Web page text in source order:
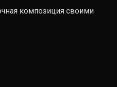
композиция своими